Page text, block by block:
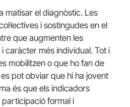
matisar el diagnòstic. Les
i sostingudes en el
que augmenten les
caràcter més individual. Tot i
mobilitzen o que ho fan de
pot obviar que hi ha jovent
és que els indicadors
formal i